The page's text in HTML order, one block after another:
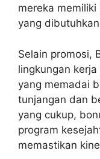
mereka
yang
Selain promosi,
lingkungan
yang memadai
tunjangan dan
yang cukup,
program
memastikan